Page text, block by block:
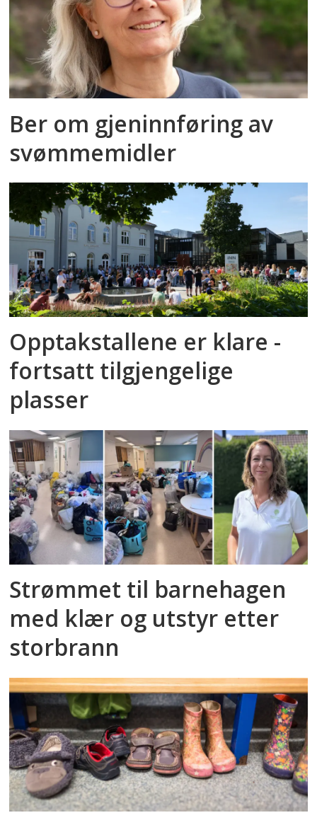
Ber om gjeninnføring av
svømmemidler
Opptakstallene er klare -
fortsatt tilgjengelige
plasser
Strømmet til barnehagen
med klær og utstyr etter
storbrann